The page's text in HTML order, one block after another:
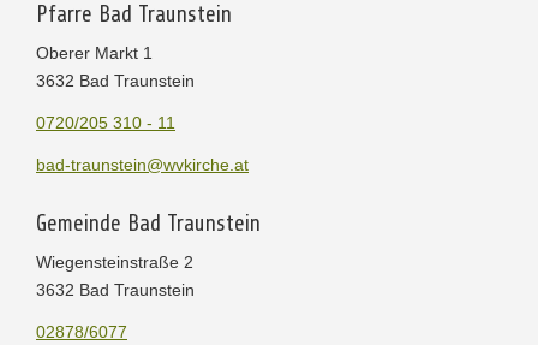
Pfarre Bad Traunstein
Oberer Markt 1
3632 Bad Traunstein
0720/205 310 - 11
bad-traunstein@wvkirche.at
Gemeinde Bad Traunstein
Wiegensteinstraße 2
3632 Bad Traunstein
02878/6077